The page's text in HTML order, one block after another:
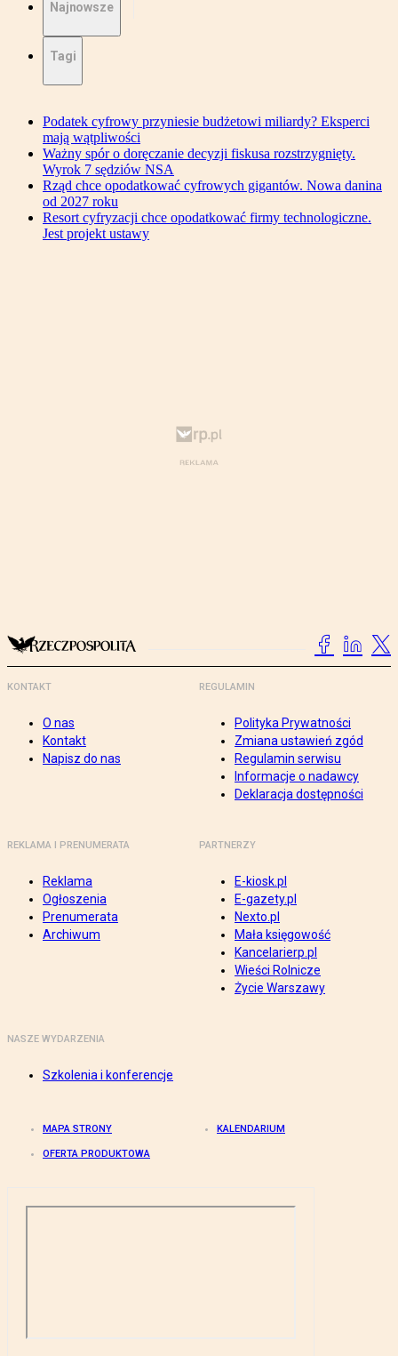
Najnowsze
Tagi
Podatek cyfrowy przyniesie budżetowi miliardy? Eksperci
mają wątpliwości
Ważny spór o doręczanie decyzji fiskusa rozstrzygnięty.
Wyrok 7 sędziów NSA
Rząd chce opodatkować cyfrowych gigantów. Nowa danina
od 2027 roku
Resort cyfryzacji chce opodatkować firmy technologiczne.
Jest projekt ustawy
KONTAKT
O nas
Kontakt
Napisz do nas
REGULAMIN
Polityka Prywatności
Zmiana ustawień zgód
Regulamin serwisu
Informacje o nadawcy
Deklaracja dostępności
REKLAMA I PRENUMERATA
Reklama
Ogłoszenia
Prenumerata
Archiwum
PARTNERZY
E-kiosk.pl
E-gazety.pl
Nexto.pl
Mała księgowość
Kancelarierp.pl
Wieści Rolnicze
Życie Warszawy
NASZE WYDARZENIA
Szkolenia i konferencje
MAPA STRONY KALENDARIUM
OFERTA PRODUKTOWA